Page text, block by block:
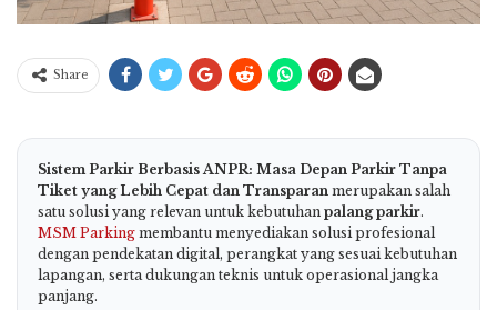
Share
Sistem Parkir Berbasis ANPR: Masa Depan Parkir Tanpa
Tiket yang Lebih Cepat dan Transparan merupakan salah
satu solusi yang relevan untuk kebutuhan palang parkir.
MSM Parking membantu menyediakan solusi profesional
dengan pendekatan digital, perangkat yang sesuai kebutuhan
lapangan, serta dukungan teknis untuk operasional jangka
panjang.